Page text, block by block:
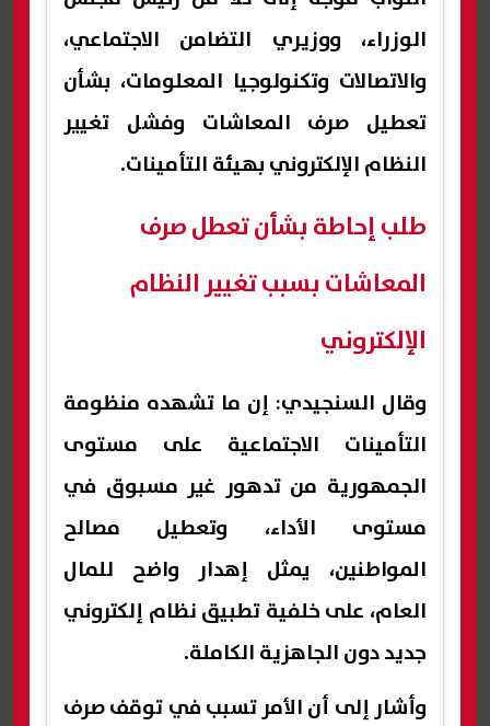
الوزراء، ووزيري التضامن الاجتماعي،
والاتصالات وتكنولوجيا المعلومات، بشأن
تعطيل صرف المعاشات وفشل تغيير
النظام الإلكتروني بهيئة التأمينات.
طلب إحاطة بشأن تعطل صرف
المعاشات بسبب تغيير النظام
الإلكتروني
وقال السنجيدي: إن ما تشهده منظومة
التأمينات الاجتماعية على مستوى
الجمهورية من تدهور غير مسبوق في
مستوى الأداء، وتعطيل مصالح
المواطنين، يمثل إهدار واضح للمال
العام، على خلفية تطبيق نظام إلكتروني
جديد دون الجاهزية الكاملة.
وأشار إلى أن الأمر تسبب في توقف صرف